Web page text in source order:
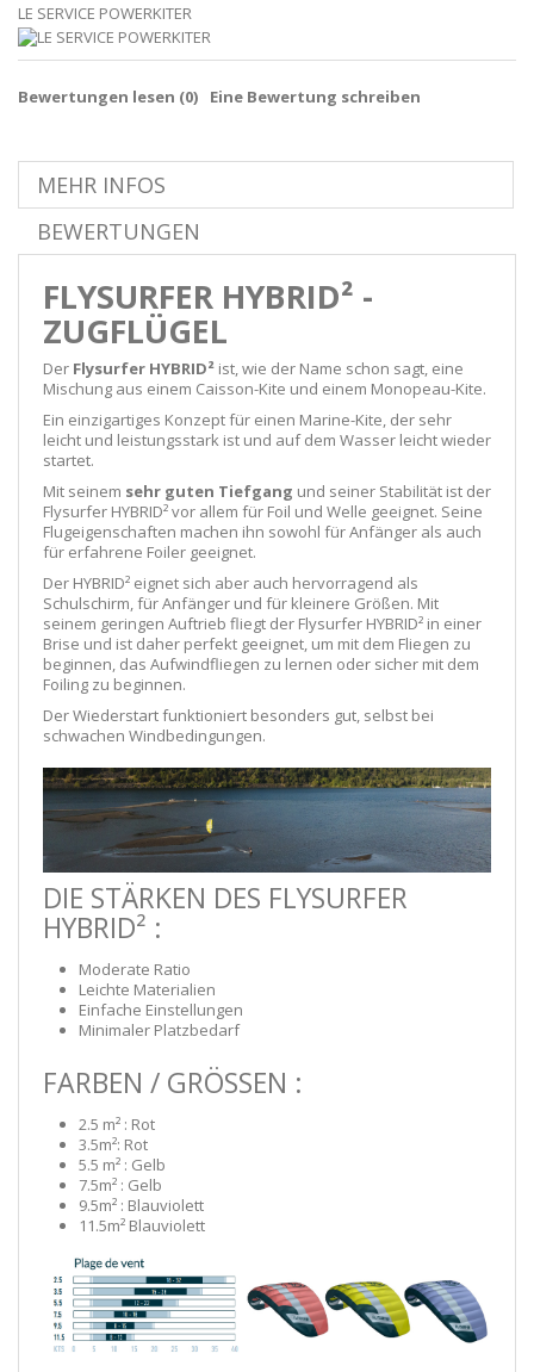
LE SERVICE POWERKITER
Bewertungen lesen (0) Eine Bewertung schreiben
MEHR INFOS
BEWERTUNGEN
FLYSURFER HYBRID² -
ZUGFLÜGEL
Der Flysurfer HYBRID² ist, wie der Name schon sagt, eine
Mischung aus einem Caisson-Kite und einem Monopeau-Kite.
Ein einzigartiges Konzept für einen Marine-Kite, der sehr
leicht und leistungsstark ist und auf dem Wasser leicht wieder
startet.
Mit seinem sehr guten Tiefgang und seiner Stabilität ist der
Flysurfer HYBRID² vor allem für Foil und Welle geeignet. Seine
Flugeigenschaften machen ihn sowohl für Anfänger als auch
für erfahrene Foiler geeignet.
Der HYBRID² eignet sich aber auch hervorragend als
Schulschirm, für Anfänger und für kleinere Größen. Mit
seinem geringen Auftrieb fliegt der Flysurfer HYBRID² in einer
Brise und ist daher perfekt geeignet, um mit dem Fliegen zu
beginnen, das Aufwindfliegen zu lernen oder sicher mit dem
Foiling zu beginnen.
Der Wiederstart funktioniert besonders gut, selbst bei
schwachen Windbedingungen.
DIE STÄRKEN DES FLYSURFER
HYBRID² :
Moderate Ratio
Leichte Materialien
Einfache Einstellungen
Minimaler Platzbedarf
FARBEN / GRÖSSEN :
2.5 m² : Rot
3.5m²: Rot
5.5 m² : Gelb
7.5m² : Gelb
9.5m² : Blauviolett
11.5m² Blauviolett